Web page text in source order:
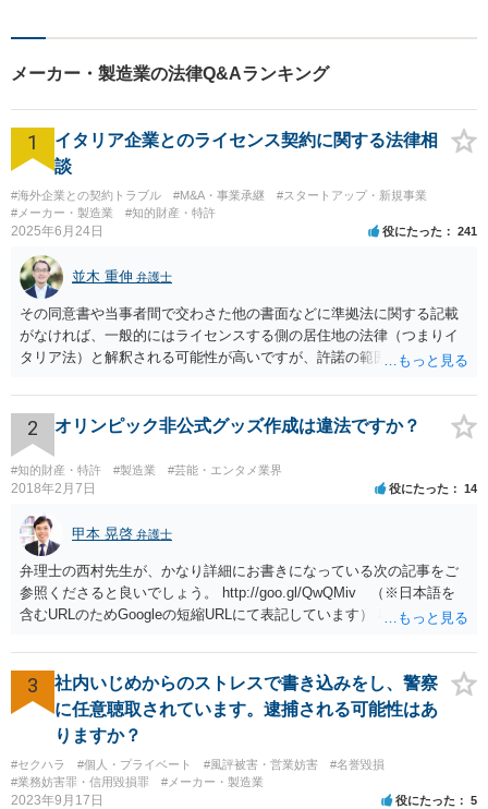
った対応・解決を目指しま
す。ぜひ、お気軽にご相談く
ださい。
メーカー・製造業の法律Q&Aランキング
1
イタリア企業とのライセンス契約に関する法律相
談
#海外企業との契約トラブル #M&A・事業承継
#スタートアップ・新規事業
#メーカー・製造業
#知的財産・特許
2025年6月24日 役にたった 241
並木 重伸 弁護士
その同意書や当事者間で交わさた他の書面などに準拠法に関する記載
がなければ、一般的にはライセンスする側の居住地の法律（つまりイ
タリア法）と解釈される可能性が高いですが、許諾の範囲が日本国内
あります。 なお、仮に日本法になるとしても、新しい会社との間で契
約が有効かどうかは、ライセンスされた権利の種類（著作権、商標
権、特許権など）や契約の時期などを見て判断する必要があります。
いずれにせよ具体的事情が分からないと確定的な回答は難しいと思わ
れますので、弁護士に直接相談されることをお勧めします。
2 オリンピック非公式グッズ作成は違法ですか？
#知的財産・特許 #製造業 #芸能・エンタメ業界
2018年2月7日 役にたった 14
甲本 晃啓 弁護士
弁理士の西村先生が、かなり詳細にお書きになっている次の記事をご
参照くださると良いでしょう。 http://goo.gl/QwQMiv （※日本語を
含むURLのためGoogleの短縮URLにて表記しています） 私も同先生と
とも不正競争防止法上の問題は生じうると思います。
3
社内いじめからのストレスで書き込みをし、警察
に任意聴取されています。逮捕される可能性はあ
りますか？
#セクハラ #個人・プライベート #風評被害・営業妨害
#名誉毀損
#業務妨害罪・信用毀損罪
#メーカー・製造業
2023年9月17日 役にたった 5